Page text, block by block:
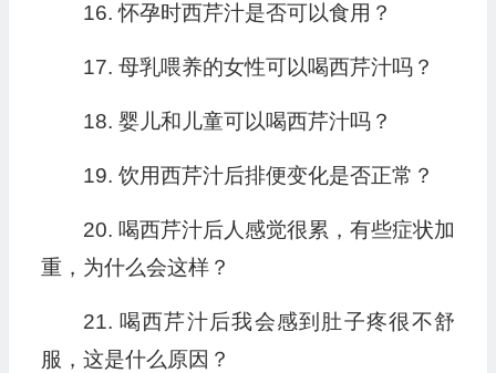
16. 怀孕时西芹汁是否可以食用？
17. 母乳喂养的女性可以喝西芹汁吗？
18. 婴儿和儿童可以喝西芹汁吗？
19. 饮用西芹汁后排便变化是否正常？
20. 喝西芹汁后人感觉很累，有些症状加
重，为什么会这样？
21. 喝西芹汁后我会感到肚子疼很不舒
服，这是什么原因？